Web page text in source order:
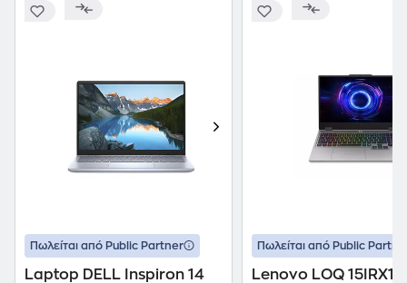
Πωλείται από Public Partner
Laptop DELL Inspiron 14
Πωλείται από Public
Lenovo LOQ